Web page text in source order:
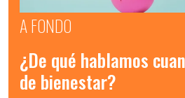
A FONDO
¿De qué hablamos
de bienestar?